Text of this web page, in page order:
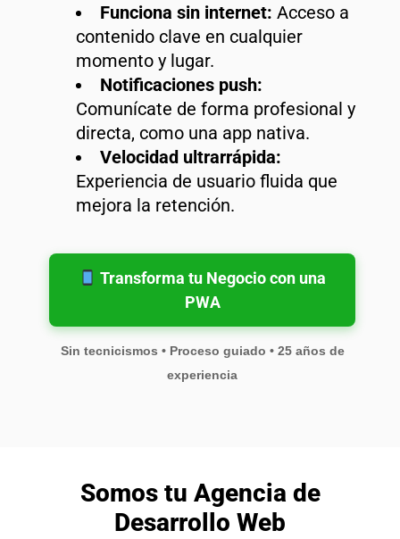
Funciona sin internet: Acceso a
contenido clave en cualquier
momento y lugar.
Notificaciones push:
Comunícate de forma profesional y
directa, como una app nativa.
Velocidad ultrarrápida:
Experiencia de usuario fluida que
mejora la retención.
Transforma tu Negocio con una
PWA
Sin tecnicismos • Proceso guiado • 25 años de
experiencia
Somos tu Agencia de
Desarrollo Web